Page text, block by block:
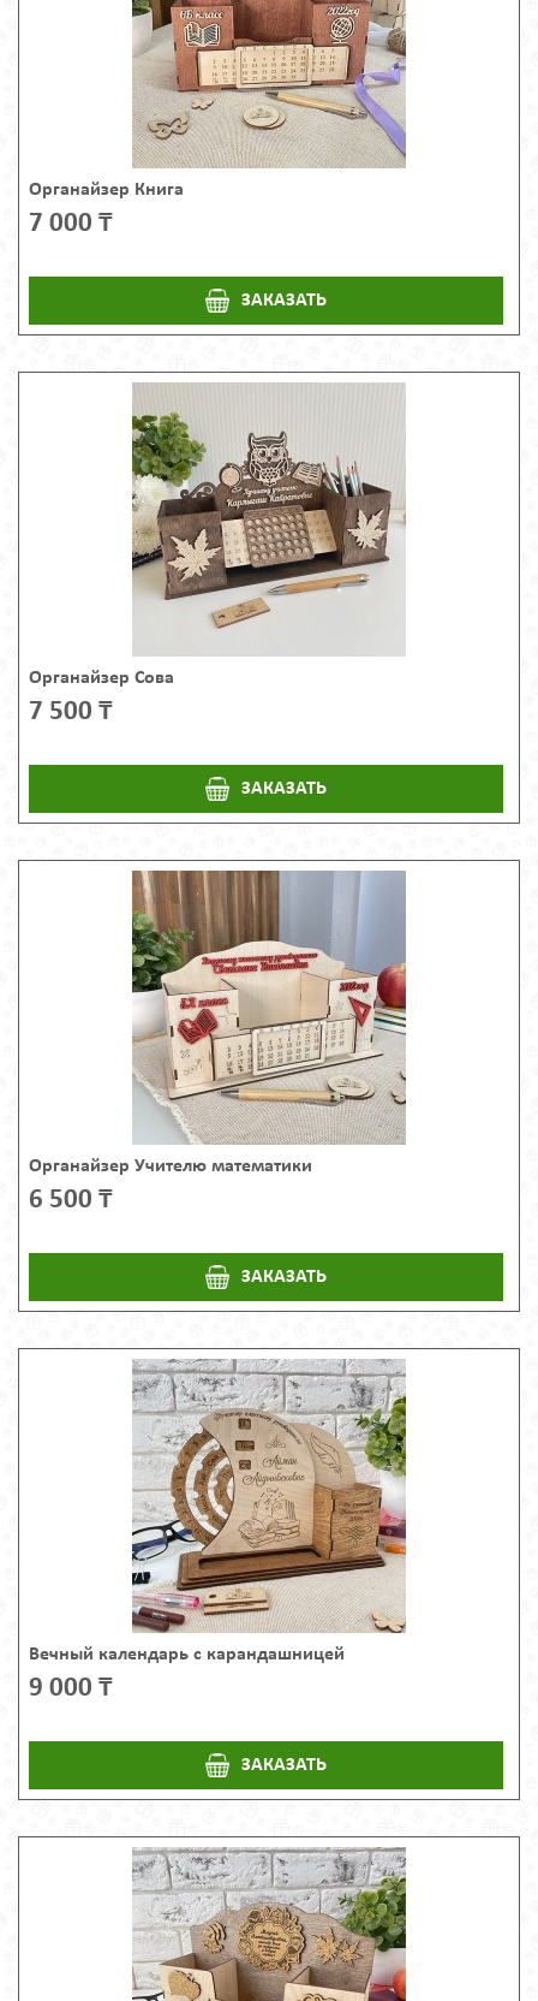
Органайзер Книга
7 000 ₸
ЗАКАЗАТЬ
Органайзер Сова
7 500 ₸
ЗАКАЗАТЬ
Органайзер Учителю математики
6 500 ₸
ЗАКАЗАТЬ
Вечный календарь с карандашницей
9 000 ₸
ЗАКАЗАТЬ